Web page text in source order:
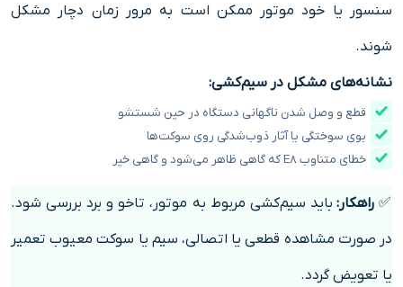
سنسور یا خود موتور ممکن است به مرور زمان دچار مشکل
شوند.
نشانه‌های مشکل در سیم‌کشی:
قطع و وصل شدن ناگهانی دستگاه در حین شستشو
بوی سوختگی یا آثار ذوب‌شدگی روی سوکت‌ها
خطای متناوب E8 که گاهی ظاهر می‌شود و گاهی خیر
✅راهکار: باید سیم‌کشی مربوط به موتور، تاخو و برد بررسی شود.
در صورت مشاهده قطعی یا اتصالی، سیم یا سوکت معیوب تعمیر
یا تعویض گردد.